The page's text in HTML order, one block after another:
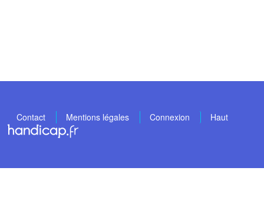
Contact Mentions légales Connexion Haut